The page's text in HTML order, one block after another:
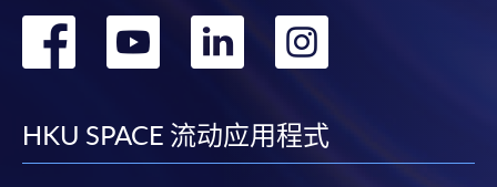
转
facebook
转
youtube
转
linkedin
转
HKU SPACE 流动应用程式